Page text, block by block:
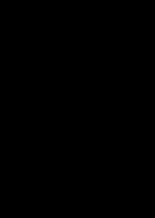
ersten Vorstellung